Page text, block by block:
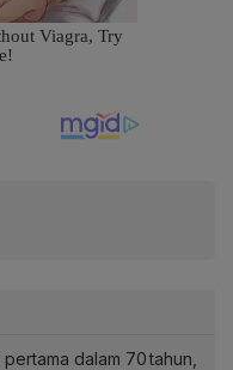
dalam 70 tahun,